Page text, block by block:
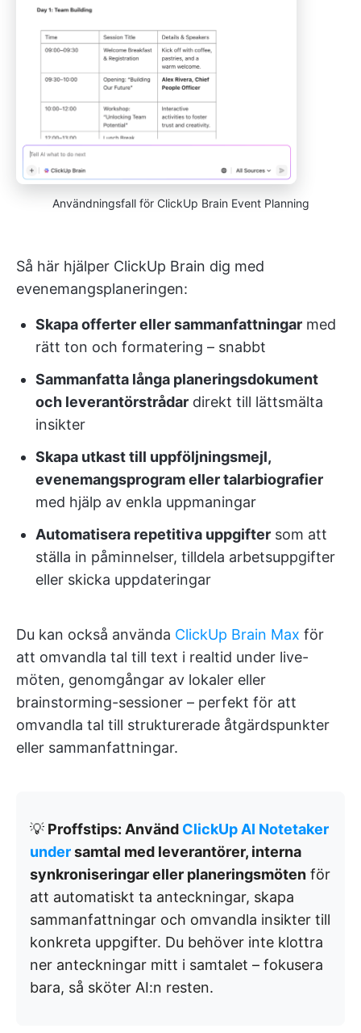
Användningsfall för ClickUp Brain Event Planning
Så här hjälper ClickUp Brain dig med
evenemangsplaneringen:
Skapa offerter eller sammanfattningar med
rätt ton och formatering – snabbt
Sammanfatta långa planeringsdokument
och leverantörstrådar direkt till lättsmälta
insikter
Skapa utkast till uppföljningsmejl,
evenemangsprogram eller talarbiografier
med hjälp av enkla uppmaningar
Automatisera repetitiva uppgifter som att
ställa in påminnelser, tilldela arbetsuppgifter
eller skicka uppdateringar
Du kan också använda ClickUp Brain Max för
att omvandla tal till text i realtid under live-
möten, genomgångar av lokaler eller
brainstorming-sessioner – perfekt för att
omvandla tal till strukturerade åtgärdspunkter
eller sammanfattningar.
💡 Proffstips: Använd ClickUp AI Notetaker
undersamtal med leverantörer, interna
synkroniseringar eller planeringsmöten för
att automatiskt ta anteckningar, skapa
sammanfattningar och omvandla insikter till
konkreta uppgifter. Du behöver inte klottra
ner anteckningar mitt i samtalet – fokusera
bara, så sköter AI:n resten.